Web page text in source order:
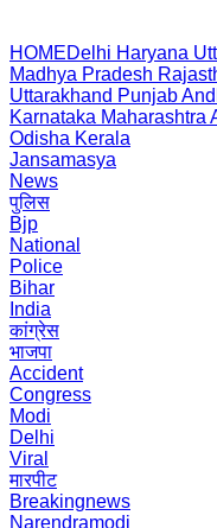
HOMEDelhi Haryana
Madhya Pradesh
Uttarakhand Punjab
Karnataka Maharashtra
Odisha Kerala
Jansamasya
News
पुलिस
Bjp
National
Police
Bihar
India
कांग्रेस
भाजपा
Accident
Congress
Modi
Delhi
Viral
मारपीट
Breakingnews
Narendramodi